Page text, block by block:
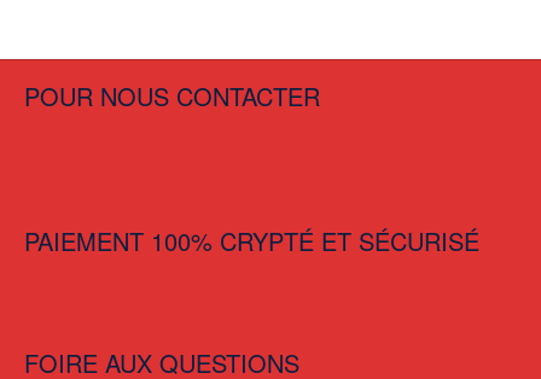
POUR NOUS CONTACTER
PAIEMENT 100% CRYPTÉ ET SÉCURISÉ
FOIRE AUX QUESTIONS